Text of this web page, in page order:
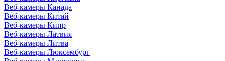
Веб-камеры Канада
Веб-камеры Китай
Веб-камеры Кипр
Веб-камеры Латвия
Веб-камеры Литва
Веб-камеры Люксембург